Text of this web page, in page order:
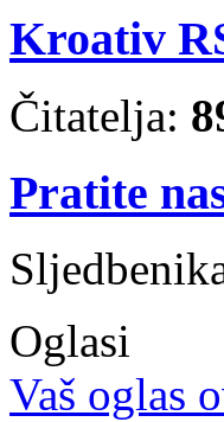
Kroativ
Čitatelja:
Pratite
Oglasi
Vaš oglas